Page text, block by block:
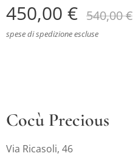
450,00 € 540,00€
spese di spedizione escluse
Cocù Precious
Via Ricasoli, 46